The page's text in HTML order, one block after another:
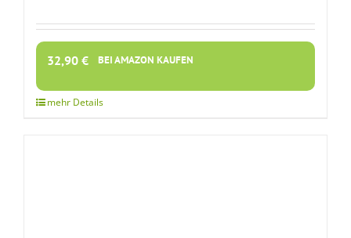
32,90 € BEI AMAZON KAUFEN